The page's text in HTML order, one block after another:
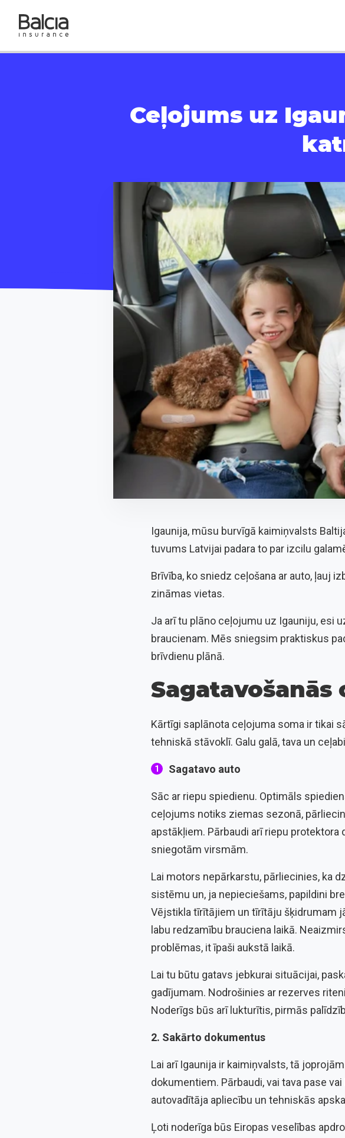
Ceļojums uz
Igaunija, mūsu burvīgā kaimiņvalsts
tuvums Latvijai padara to par izcilu
Brīvība, ko sniedz ceļošana ar auto, ļauj
zināmas vietas.
Ja arī tu plāno ceļojumu uz Igauniju, esi
braucienam. Mēs sniegsim praktiskus
brīvdienu plānā.
Sagatavošanās
Kārtīgi saplānota ceļojuma soma ir tikai
tehniskā stāvoklī. Galu galā, tava un
Sagatavo auto
Sāc ar riepu spiedienu. Optimāls
ceļojums notiks ziemas sezonā,
apstākļiem. Pārbaudi arī riepu
sniegotām virsmām.
Lai motors nepārkarstu, pārliecinies, ka
sistēmu un, ja nepieciešams, papildini
Vējstikla tīrītājiem un tīrītāju šķidrumam
labu redzamību brauciena laikā.
problēmas, it īpaši aukstā laikā.
Lai tu būtu gatavs jebkurai situācijai,
gadījumam. Nodrošinies ar rezerves
Noderīgs būs arī lukturītis, pirmās
2. Sakārto dokumentus
Lai arī Igaunija ir kaimiņvalsts, tā
dokumentiem. Pārbaudi, vai tava pase
autovadītāja apliecību un tehniskās
Ļoti noderīga būs Eiropas veselības